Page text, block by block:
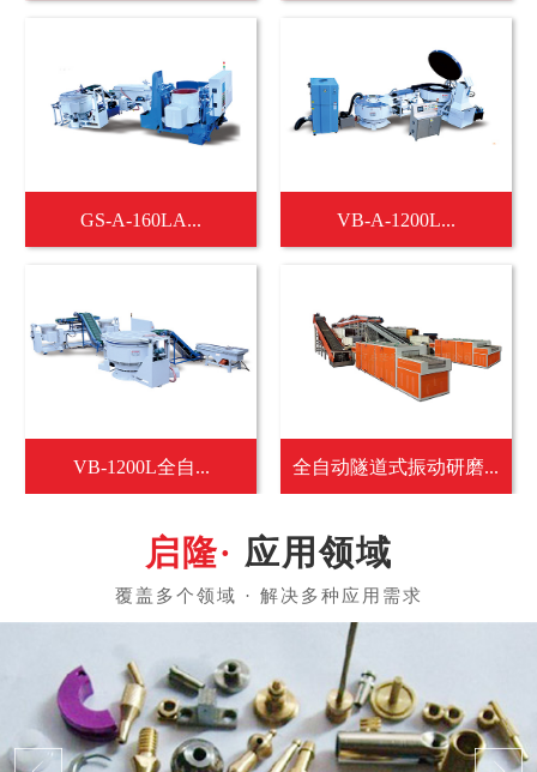
GS-A-160LA... VB-A-1200L...
VB-1200L全自... 全自动隧道式振动研磨...
应用领域